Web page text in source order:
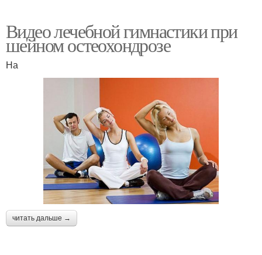
Видео лечебной гимнастики при
шейном остеохондрозе
На
читать дальше →